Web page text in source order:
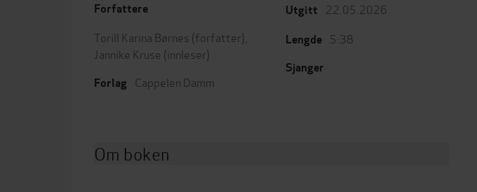
Forfattere
Torill Karina Børnes (forfatter),
Jannike Kruse (innleser)
Forlag Cappelen Damm
Utgitt 22.05.2026
Lengde 5:38
Sjanger
Om boken